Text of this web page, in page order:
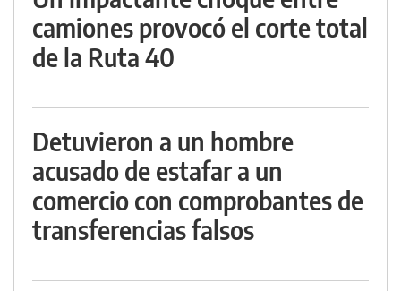
camiones provocó el corte total
de la Ruta 40
Detuvieron a un hombre
acusado de estafar a un
comercio con comprobantes de
transferencias falsos